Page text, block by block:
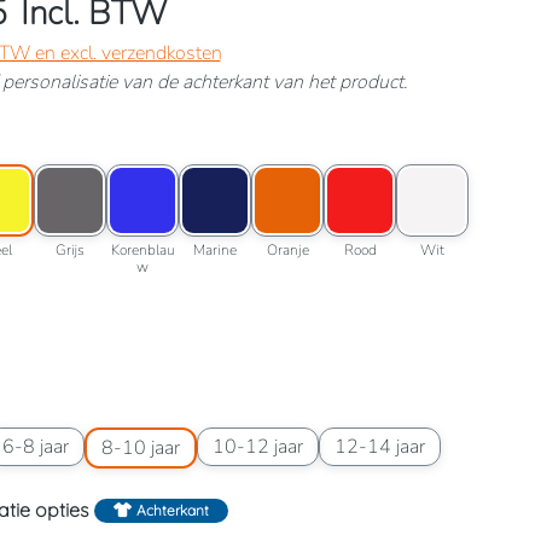
Incl. BTW
en excl. verzendkosten
van de achterkant van het product.
Geel
Kleuroptie: Grijs
Grijs
Kleuroptie: Korenblauw
Korenblau
w
Kleuroptie: Marine
Marine
Kleuroptie: Oranje
Oranje
Kleuroptie: Rood
Rood
Kleuroptie: Wit
Wit
jaar
6-8 jaar 6-8 jaar
8-10 jaar
Maatoptie: 8-10 jaar10-12 jaar
Maatoptie: 10-12 jaar12-14 jaar
Maatoptie: 12-14 jaar
opties Achterkant